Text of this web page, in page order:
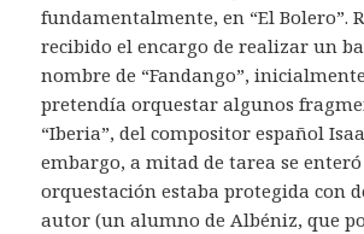
fundamentalmente, en “El Bolero”.
recibido el encargo de realizar un
nombre de “Fandango”,
pretendía orquestar algunos
“Iberia”, del compositor español
embargo, a mitad de tarea se
orquestación estaba protegida con
autor (un alumno de Albéniz, que